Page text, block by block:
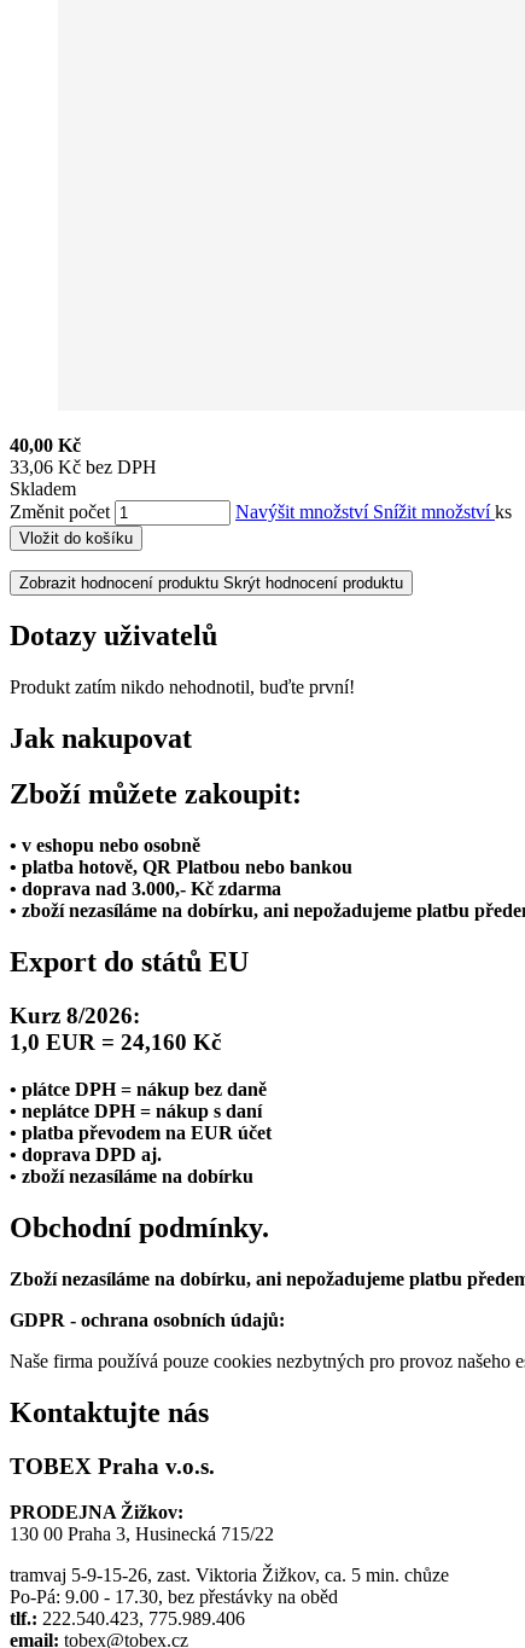
40,00 Kč
33,06 Kč bez DPH
Skladem
Změnit počet
Navýšit množství Snížit množstvíks
Vložit do košíku
Zobrazit hodnocení produktu Skrýt hodnocení produktu
Dotazy uživatelů
Produkt zatím nikdo nehodnotil, buďte první!
Jak nakupovat
Zboží můžete zakoupit:
• v eshopu nebo osobně
• platba hotově, QR Platbou nebo bankou
• doprava nad 3.000,- Kč zdarma
• zboží nezasíláme na dobírku, ani nepožadujeme platbu
Export do států EU
Kurz 8/2026:
1,0 EUR = 24,160 Kč
• plátce DPH = nákup bez daně
• neplátce DPH = nákup s daní
• platba převodem na EUR účet
• doprava DPD aj.
• zboží nezasíláme na dobírku
Obchodní podmínky.
Zboží nezasíláme na dobírku, ani nepožadujeme platbu
GDPR - ochrana osobních údajů:
Naše firma používá pouze cookies nezbytných pro provoz
Kontaktujte nás
TOBEX Praha v.o.s.
PRODEJNA Žižkov:
130 00 Praha 3, Husinecká 715/22
tramvaj 5-9-15-26, zast. Viktoria Žižkov, ca. 5 min. chůze
Po-Pá: 9.00 - 17.30, bez přestávky na oběd
tlf.: 222.540.423, 775.989.406
email: tobex@tobex.cz